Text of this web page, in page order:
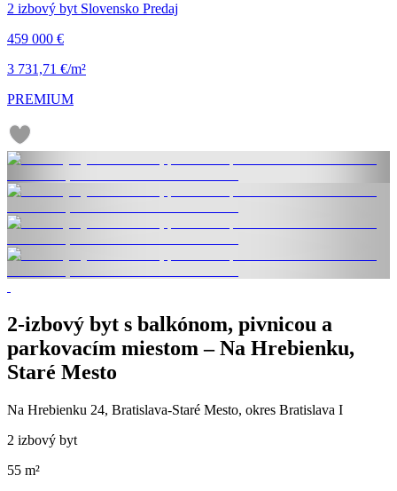
2 izbový byt Slovensko Predaj
459 000 €
3 731,71 €/m²
PREMIUM
2-izbový byt s balkónom, pivnicou a
parkovacím miestom – Na Hrebienku,
Staré Mesto
Na Hrebienku 24, Bratislava-Staré Mesto, okres Bratislava I
2 izbový byt
55 m²